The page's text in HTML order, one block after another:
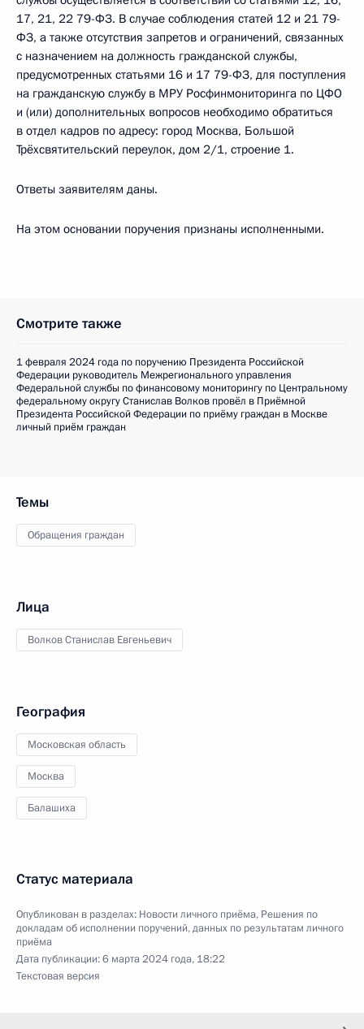
17, 21, 22 79-ФЗ. В случае соблюдения статей 12 и 21 79-
ФЗ, а также отсутствия запретов и ограничений, связанных
с назначением на должность гражданской службы,
предусмотренных статьями 16 и 17 79-ФЗ, для поступления
на гражданскую службу в МРУ Росфинмониторинга по ЦФО
и (или) дополнительных вопросов необходимо обратиться
в отдел кадров по адресу: город Москва, Большой
Трёхсвятительский переулок, дом 2/1, строение 1.
Ответы заявителям даны.
На этом основании поручения признаны исполненными.
Смотрите также
1 февраля 2024 года по поручению Президента Российской
Федерации руководитель Межрегионального управления
Федеральной службы по финансовому мониторингу по Центральному
федеральному округу Станислав Волков провёл в Приёмной
Президента Российской Федерации по приёму граждан в Москве
личный приём граждан
Темы
Обращения граждан
Лица
Волков Станислав Евгеньевич
География
Московская область
Москва
Балашиха
Статус материала
Опубликован в разделах: Новости личного приёма, Решения по
докладам об исполнении поручений, данных по результатам личного
приёма
Дата публикации:6 марта 2024 года, 18:22
Текстовая версия